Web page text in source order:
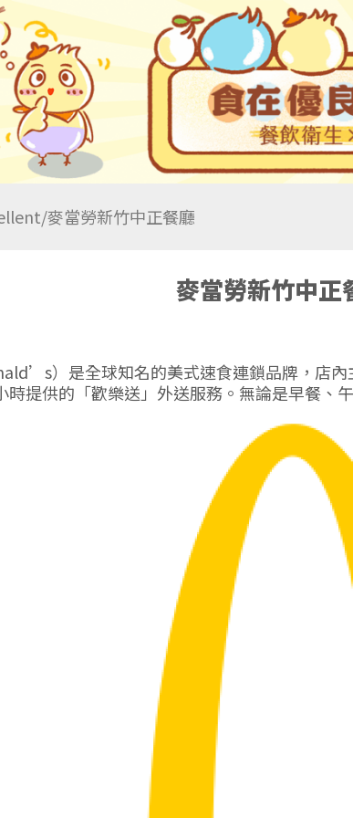
/麥當勞新竹中正餐廳
麥當勞新竹中正
）是全球知名的美式速食連鎖品牌，店
時提供的「歡樂送」外送服務。無論是早餐、